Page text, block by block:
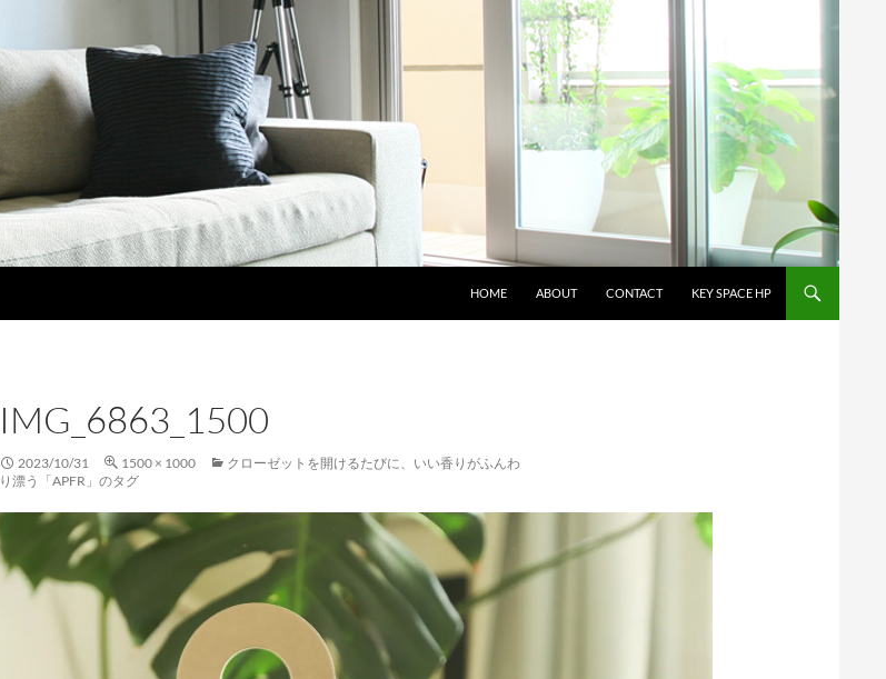
HOME
ABOUT CONTACT KEY SPACE HP
IMG_6863_1500
2023/10/31 1500 × 1000
クローゼットを開けるたびに、いい香りがふんわ
り漂う「APFR」のタグ